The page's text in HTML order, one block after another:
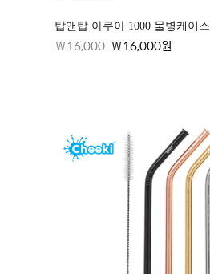
탑앤탑 아쿠아 1000 물병케이스
16,000 16,000원